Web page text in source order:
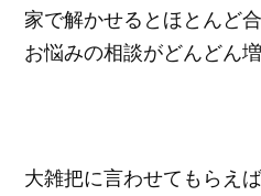
家で解かせるとほとんど
お悩みの相談がどんどん増
大雑把に言わせてもらえ